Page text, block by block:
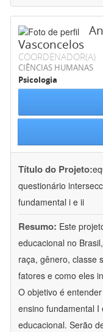
Vasconcelos
COORDENADOR(A)
CIÊNCIAS HUMANAS
Psicologia
Título do Projeto:
questionário
fundamental i e ii
Resumo: Este
educacional no
raça, gênero, classe
fatores e como eles
O objetivo é
ensino fundamental
educacional. Serão